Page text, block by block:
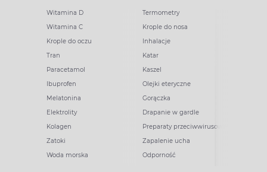
Witamina D
Witamina C
Krople do oczu
Tran
Paracetamol
Ibuprofen
Melatonina
Elektrolity
Kolagen
Zatoki
Woda morska
Termometry
Krople do nosa
Inhalacje
Katar
Kaszel
Olejki eteryczne
Gorączka
Drapanie w gardle
Preparaty przeciwwirusowe
Zapalenie ucha
Odporność